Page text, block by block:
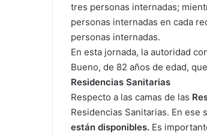
tres personas internadas;
personas internadas en cada
personas internadas.
En esta jornada, la autoridad
Bueno, de 82 años de edad,
Residencias Sanitarias
Respecto a las camas de las
Residencias Sanitarias. En ese
están disponibles. Es